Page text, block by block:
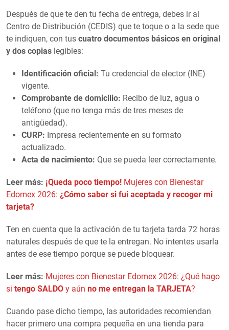
Después de que te den tu fecha de entrega, debes ir al
Centro de Distribución (CEDIS) que te toque o a la sede que
te indiquen, con tus cuatro documentos básicos en original
y dos copias legibles:
Identificación oficial: Tu credencial de elector (INE)
vigente.
Comprobante de domicilio: Recibo de luz, agua o
teléfono (que no tenga más de tres meses de
antigüedad).
CURP: Impresa recientemente en su formato
actualizado.
Acta de nacimiento: Que se pueda leer correctamente.
Leer más: ¡Queda poco tiempo! Mujeres con Bienestar
Edomex 2026: ¿Cómo saber si fui aceptada y recoger mi
tarjeta?
Ten en cuenta que la activación de tu tarjeta tarda 72 horas
naturales después de que te la entregan. No intentes usarla
antes de ese tiempo porque se puede bloquear.
Leer más: Mujeres con Bienestar Edomex 2026: ¿Qué hago
si tengo SALDO y aún no me entregan la TARJETA?
Cuando pase dicho tiempo, las autoridades recomiendan
hacer primero una compra pequeña en una tienda para